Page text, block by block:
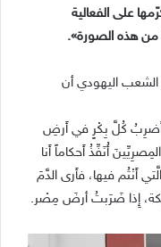
على الفعالية
من هذه الصورة».
عندما أمر الرب الشعب اليهودي أن
وأَضرِبُ كُلَّ بِكْرٍ في أَرضِ
أُنَفِّذُ أَحكاماً أَنا
أَنْتُم فيها، فأَرى الدَّمَ
إِذا ضَرَبتُ أرضَ مِصْر.